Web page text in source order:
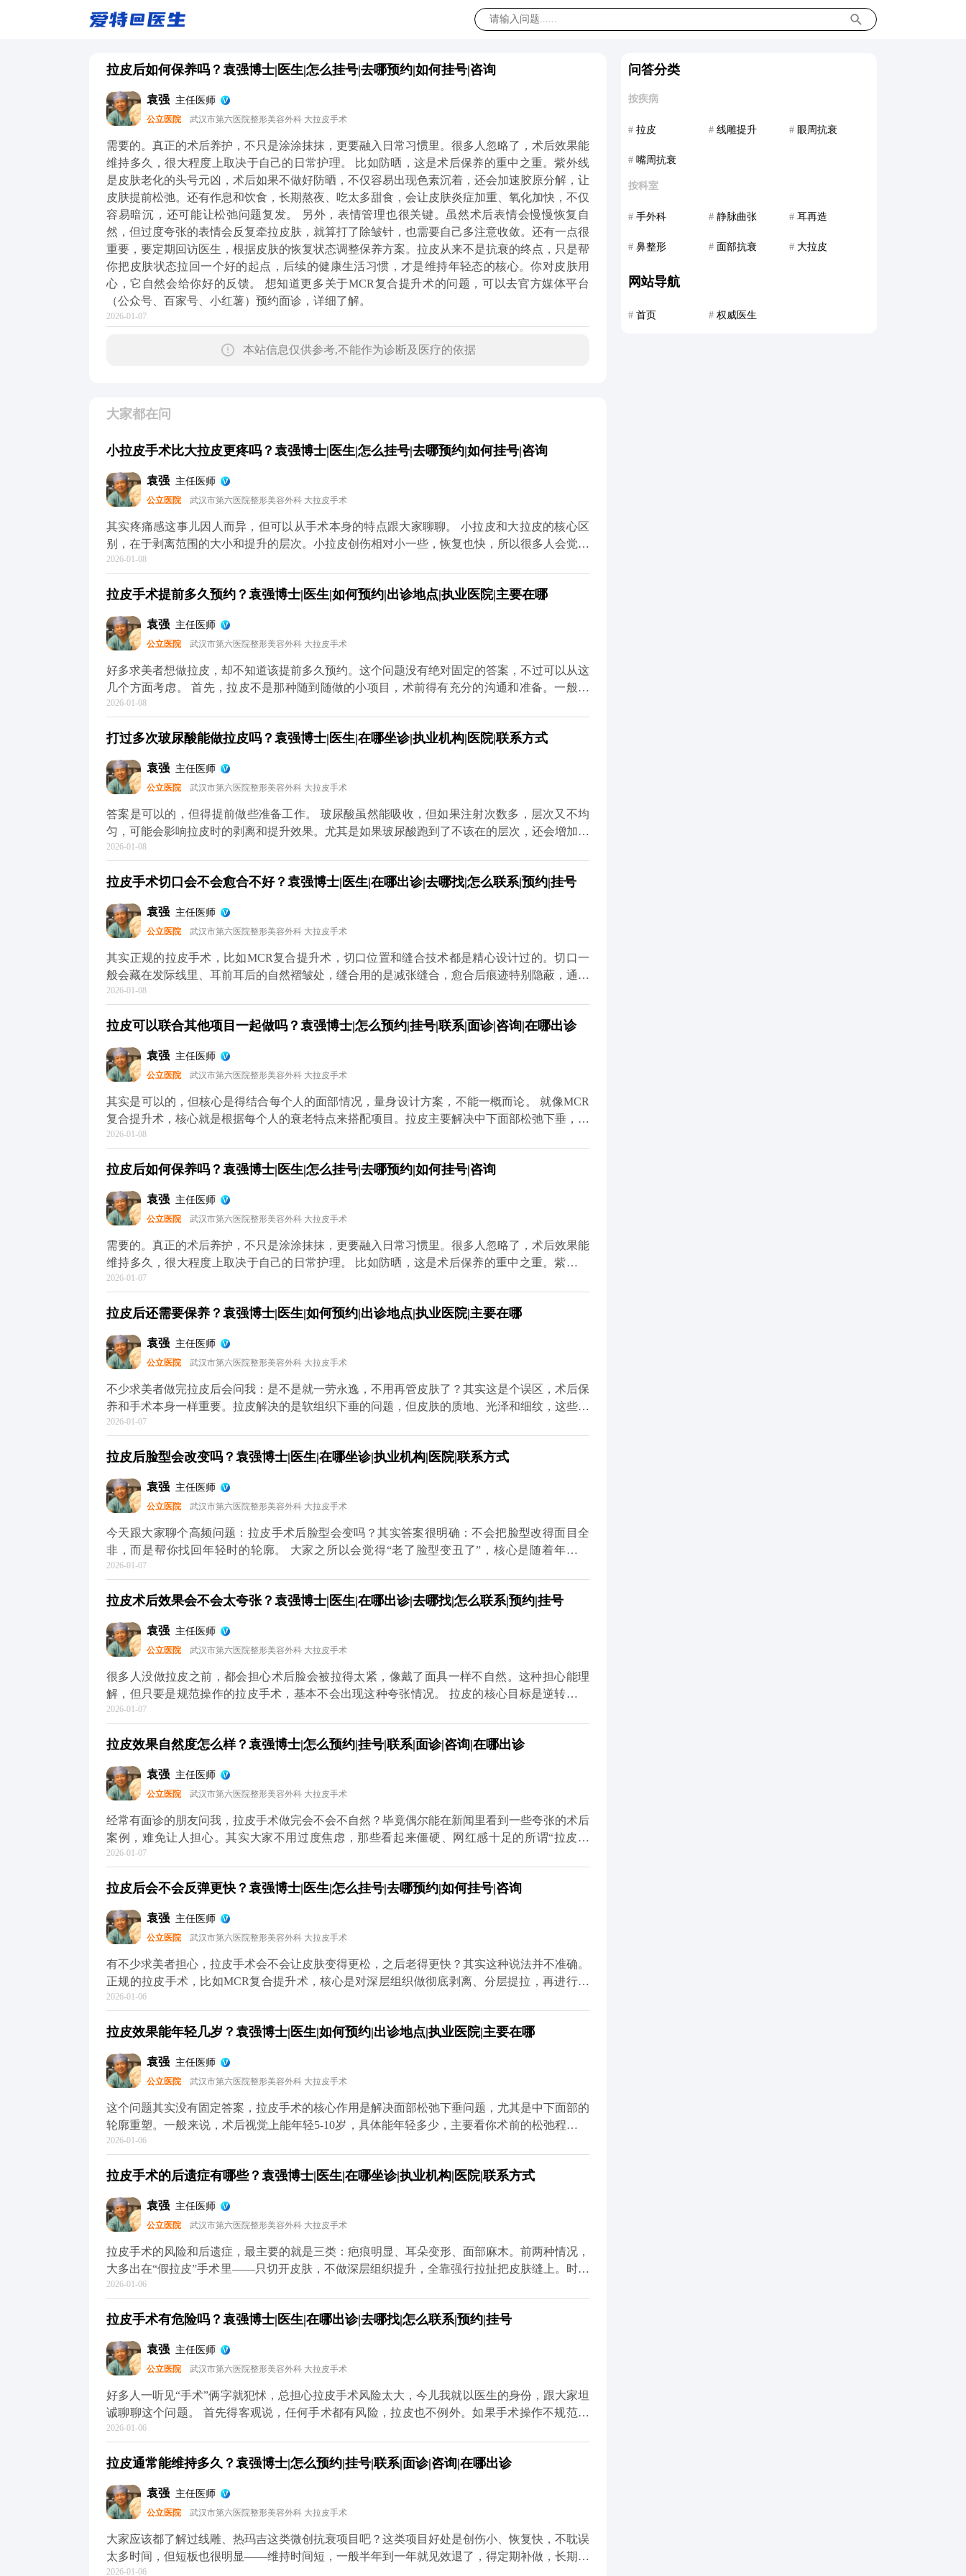
拉皮后如何保养吗？袁强博士|医生|怎么挂号|去哪预约|如何挂号|咨询
袁强 主任医师
公立医院 武汉市第六医院整形美容外科 大拉皮手术
需要的。真正的术后养护，不只是涂涂抹抹，更要融入日常习惯里。很多人忽略了，术后效果能
维持多久，很大程度上取决于自己的日常护理。 比如防晒，这是术后保养的重中之重。紫外线
是皮肤老化的头号元凶，术后如果不做好防晒，不仅容易出现色素沉着，还会加速胶原分解，让
皮肤提前松弛。还有作息和饮食，长期熬夜、吃太多甜食，会让皮肤炎症加重、氧化加快，不仅
容易暗沉，还可能让松弛问题复发。 另外，表情管理也很关键。虽然术后表情会慢慢恢复自
然，但过度夸张的表情会反复牵拉皮肤，就算打了除皱针，也需要自己多注意收敛。还有一点很
重要，要定期回访医生，根据皮肤的恢复状态调整保养方案。拉皮从来不是抗衰的终点，只是帮
你把皮肤状态拉回一个好的起点，后续的健康生活习惯，才是维持年轻态的核心。你对皮肤用
心，它自然会给你好的反馈。 想知道更多关于MCR复合提升术的问题，可以去官方媒体平台
（公众号、百家号、小红薯）预约面诊，详细了解。
2026-01-07
本站信息仅供参考,不能作为诊断及医疗的依据
大家都在问
小拉皮手术比大拉皮更疼吗？袁强博士|医生|怎么挂号|去哪预约|如何挂号|咨询
袁强 主任医师
公立医院 武汉市第六医院整形美容外科 大拉皮手术
其实疼痛感这事儿因人而异，但可以从手术本身的特点跟大家聊聊。 小拉皮和大拉皮的核心区
别，在于剥离范围的大小和提升的层次。小拉皮创伤相对小一些，恢复也快，所以很多人会觉得
做小拉皮更轻松。但疼痛感真不是由手术大小完全决定的，更多是看个人耐受力、术中麻醉效果
疼痛感主要集中在恢复初期，但可以通过药物和物理方式缓解。我都会跟患者交代，术后多休
术式，关键还是要根据自己的衰老程度和预期效果，选适合自己的方案才对。 想知道更多关于
MCR复合提升术的问题，可以去官方媒体平台（公众号、百家号、小红薯）预约面诊，详细了
解。
2026-01-08
拉皮手术提前多久预约？袁强博士|医生|如何预约|出诊地点|执业医院|主要在哪
袁强 主任医师
公立医院 武汉市第六医院整形美容外科 大拉皮手术
好多求美者想做拉皮，却不知道该提前多久预约。这个问题没有绝对固定的答案，不过可以从这
几个方面考虑。 首先，拉皮不是那种随到随做的小项目，术前得有充分的沟通和准备。一般建
议至少提前1-2个月预约面诊，这样医生才有足够的时间了解你的面部情况、需求，帮你设计个
一定要提前规划好时间，避免恢复期和重要行程冲突。另外，手术前还得做一些必要的体检，确
术排期通常都比较满，提前预约才能避免等太久。建议大家只要有初步想法，就可以先过来咨
询，给自己和医生都留足准备时间。 想知道更多关于MCR复合提升术的问题，可以去官方媒体
平台（公众号、百家号、小红薯）预约面诊，详细了解。
2026-01-08
打过多次玻尿酸能做拉皮吗？袁强博士|医生|在哪坐诊|执业机构|医院|联系方式
袁强 主任医师
公立医院 武汉市第六医院整形美容外科 大拉皮手术
答案是可以的，但得提前做些准备工作。 玻尿酸虽然能吸收，但如果注射次数多，层次又不均
匀，可能会影响拉皮时的剥离和提升效果。尤其是如果玻尿酸跑到了不该在的层次，还会增加手
术的复杂度。 所以我一般建议，拉皮手术前先面诊检查，看看面部玻尿酸的分布情况。如果有
也能让提升效果更精准、更持久。 其实拉皮和填充并不冲突，关键是要找对时间、用对方式，
台（公众号、百家号、小红薯）预约面诊，详细了解。
2026-01-08
拉皮手术切口会不会愈合不好？袁强博士|医生|在哪出诊|去哪找|怎么联系|预约|挂号
袁强 主任医师
公立医院 武汉市第六医院整形美容外科 大拉皮手术
其实正规的拉皮手术，比如MCR复合提升术，切口位置和缝合技术都是精心设计过的。切口一
般会藏在发际线里、耳前耳后的自然褶皱处，缝合用的是减张缝合，愈合后痕迹特别隐蔽，通常
1-3个月就基本看不出来了。至于大家担心的耳朵变形，只要操作规范，这种情况很少出现。 当
物、海鲜和牛羊肉这些“发物”也先忌口，饮食清淡软烂一些。出院后可以散散步，但一个月内别
护理，拉皮切口愈合大多都很理想，不用过度焦虑。 想知道更多关于MCR复合提升术的问题，
可以去官方媒体平台（公众号、百家号、小红薯）预约面诊，详细了解。
2026-01-08
拉皮可以联合其他项目一起做吗？袁强博士|怎么预约|挂号|联系|面诊|咨询|在哪出诊
袁强 主任医师
公立医院 武汉市第六医院整形美容外科 大拉皮手术
其实是可以的，但核心是得结合每个人的面部情况，量身设计方案，不能一概而论。 就像MCR
复合提升术，核心就是根据每个人的衰老特点来搭配项目。拉皮主要解决中下面部松弛下垂，但
很多人眼周问题也很明显，比如上眼皮松、眼角往下掉，或者眼袋突出，这种时候单做拉皮就不
比如提眉能顺便改善眉形和上眼皮松弛，祛眼袋分内路和外路，内路适合单纯脂肪膨出的，外路
议，要是时间充裕，分阶段做会更稳妥。先做拉皮把整体轮廓提上来，等面部状态稳定了（大概
半年左右），再针对性调整眼周，这样最终效果会更协调自然。 想知道更多关于MCR复合提升
术的问题，可以去官方媒体平台（公众号、百家号、小红薯）预约面诊，详细了解。
2026-01-08
拉皮后如何保养吗？袁强博士|医生|怎么挂号|去哪预约|如何挂号|咨询
袁强 主任医师
公立医院 武汉市第六医院整形美容外科 大拉皮手术
需要的。真正的术后养护，不只是涂涂抹抹，更要融入日常习惯里。很多人忽略了，术后效果能
维持多久，很大程度上取决于自己的日常护理。 比如防晒，这是术后保养的重中之重。紫外线
是皮肤老化的头号元凶，术后如果不做好防晒，不仅容易出现色素沉着，还会加速胶原分解，让
容易暗沉，还可能让松弛问题复发。 另外，表情管理也很关键。虽然术后表情会慢慢恢复自
重要，要定期回访医生，根据皮肤的恢复状态调整保养方案。拉皮从来不是抗衰的终点，只是帮
你把皮肤状态拉回一个好的起点，后续的健康生活习惯，才是维持年轻态的核心。你对皮肤用
心，它自然会给你好的反馈。 想知道更多关于MCR复合提升术的问题，可以去官方媒体平台
（公众号、百家号、小红薯）预约面诊，详细了解。
2026-01-07
拉皮后还需要保养？袁强博士|医生|如何预约|出诊地点|执业医院|主要在哪
袁强 主任医师
公立医院 武汉市第六医院整形美容外科 大拉皮手术
不少求美者做完拉皮后会问我：是不是就一劳永逸，不用再管皮肤了？其实这是个误区，术后保
养和手术本身一样重要。拉皮解决的是软组织下垂的问题，但皮肤的质地、光泽和细纹，这些细
节同样影响年轻感。 手术能帮我们把面部组织复位到好的状态，但皮肤的自然衰老过程并没有
家术后用温和的护肤品，重点做好保湿和防晒，要是皮肤含水量不够，也可以在医生指导下配合
动态纹，时间久了会变成静态纹。定期在医生评估后打除皱针，能放松肌肉，延缓静态纹出现。
其实拉皮更像是抗衰的“基础工程”，帮你搭好紧致的框架，后续的保养就是填想知道更多关于
MCR复合提升术的问题，可以去官方媒体平台（公众号、百家号、小红薯）预约面诊，详细了
解。充细节，这样才能让年轻状态维持得更久。
2026-01-07
拉皮后脸型会改变吗？袁强博士|医生|在哪坐诊|执业机构|医院|联系方式
袁强 主任医师
公立医院 武汉市第六医院整形美容外科 大拉皮手术
今天跟大家聊个高频问题：拉皮手术后脸型会变吗？其实答案很明确：不会把脸型改得面目全
非，而是帮你找回年轻时的轮廓。 大家之所以会觉得“老了脸型变丑了”，核心是随着年龄增
长，面部软组织会慢慢下移——比如苹果肌往下掉、法令纹变深、下颌线模糊，看起来脸变宽变
就像我做拉皮时，会通过精准剥离后把这些深层组织复位固定，再去掉多余的松弛皮肤。术后你
部不对称，我们会在复位时做微调，但核心原则是尊重你的原生面部结构。记住，拉皮是“还原
年轻轮廓”，不是“重塑脸型”，目的是让你找回曾经的自己。 想知道更多关于MCR复合提升术的
问题，可以去官方媒体平台（公众号、百家号、小红薯）预约面诊，详细了解。
2026-01-07
拉皮术后效果会不会太夸张？袁强博士|医生|在哪出诊|去哪找|怎么联系|预约|挂号
袁强 主任医师
公立医院 武汉市第六医院整形美容外科 大拉皮手术
很多人没做拉皮之前，都会担心术后脸会被拉得太紧，像戴了面具一样不自然。这种担心能理
解，但只要是规范操作的拉皮手术，基本不会出现这种夸张情况。 拉皮的核心目标是逆转皮肤
松弛下垂，让面部线条回到年轻时的紧致状态，而不是盲目地“往上提”。比如MCR复合提升术
面部组织协调回归原位。这样操作下来，不会出现“吊梢眼”“脸绷得发亮”的情况，反而会让轮廓
骼和软组织情况做个性化方案，避免过度切除皮肤或过度提升。术后初期可能会有轻微的紧绷
感，一般一两周就会慢慢适应，表情也能完全恢复自如。与其担心效果夸张，不如多花时间筛选
正规医院和医生，毕竟拉皮的本质是“修复衰老”，不是“改造容貌”。 想知道更多关于MCR复合
提升术的问题，可以去官方媒体平台（公众号、百家号、小红薯）预约面诊，详细了解。
2026-01-07
拉皮效果自然度怎么样？袁强博士|怎么预约|挂号|联系|面诊|咨询|在哪出诊
袁强 主任医师
公立医院 武汉市第六医院整形美容外科 大拉皮手术
经常有面诊的朋友问我，拉皮手术做完会不会不自然？毕竟偶尔能在新闻里看到一些夸张的术后
案例，难免让人担心。其实大家不用过度焦虑，那些看起来僵硬、网红感十足的所谓“拉皮效
果”，大多不是规范手术的问题——要么是操作方式不正规，要么是过度追求“提升感”，忽略了
另一个人。就比如MCR复合提升术，就是通过精准剥离，把下垂的软组织放回原本的位置，再
响。 术后初期有点肿胀是正常的，随着恢复会慢慢软化，轮廓也会越来越自然。所以想做拉皮
的朋友，重点不是纠结“会不会不自然”，而是找正规机构和有经验的医生。好的拉皮效果，应该
是别人觉得你年轻了，但说不出哪里变了，这才是理想的状态。 想知道更多关于MCR复合提升
术的问题，可以去官方媒体平台（公众号、百家号、小红薯）预约面诊，详细了解。
2026-01-07
拉皮后会不会反弹更快？袁强博士|医生|怎么挂号|去哪预约|如何挂号|咨询
袁强 主任医师
公立医院 武汉市第六医院整形美容外科 大拉皮手术
有不少求美者担心，拉皮手术会不会让皮肤变得更松，之后老得更快？其实这种说法并不准确。
正规的拉皮手术，比如MCR复合提升术，核心是对深层组织做彻底剥离、分层提拉，再进行复
位固定，最后去掉多余的松弛皮肤。整个过程是让组织在稳定的位置上重新贴合，效果很扎实，
是“假拉皮”——只单纯拉紧表面皮肤，不处理深层组织。这种手术的效果本身就不持久，很快就
键”，甚至能轻微“倒回”一小段。术后你的组织会在更年轻的位置上，按照自然的衰老速度慢慢
变化，也就是说，之后你会一直比同龄人看起来更紧致、更年轻。 当然了，拉皮也不是一劳永
逸的。术后还是要注意日常保养，比如做好皮肤护理、控制夸张表情、保持健康作息。毕竟手术
主要解决的是“下垂”问题，而皱纹、肤质这些细节，还需要靠日常维护来配合。 想知道更多关
于MCR复合提升术的问题，可以去官方媒体平台（公众号、百家号、小红薯）预约面诊，详细
了解。
2026-01-06
拉皮效果能年轻几岁？袁强博士|医生|如何预约|出诊地点|执业医院|主要在哪
袁强 主任医师
公立医院 武汉市第六医院整形美容外科 大拉皮手术
这个问题其实没有固定答案，拉皮手术的核心作用是解决面部松弛下垂问题，尤其是中下面部的
轮廓重塑。一般来说，术后视觉上能年轻5-10岁，具体能年轻多少，主要看你术前的松弛程度、
皮肤质地，还有手术方案的精准设计。 举个例子，之前有位50岁的求美者，她皮肤弹性还不
致，看起来就像40出头，效果很直观。但大家要清楚，拉皮不是“换脸”，它不会改变你的五官基
置，从而实现视觉上的“减龄”。如果术后能做好保养，比如坚持防晒、保湿，配合适度的抗衰护
理，这种年轻状态还能维持得更久。 想知道更多关于MCR复合提升术的问题，可以去官方媒体
平台（公众号、百家号、小红薯）预约面诊，详细了解。
2026-01-06
拉皮手术的后遗症有哪些？袁强博士|医生|在哪坐诊|执业机构|医院|联系方式
袁强 主任医师
公立医院 武汉市第六医院整形美容外科 大拉皮手术
拉皮手术的风险和后遗症，最主要的就是三类：疤痕明显、耳朵变形、面部麻木。前两种情况，
大多出在“假拉皮”手术里——只切开皮肤，不做深层组织提升，全靠强行拉扯把皮肤缝上。时间
一长，下垂的组织会往下拽切口和耳朵，慢慢就会出现疤痕变宽、耳朵变形的问题。 但正规的
贴合，不会强行拉扯切口和耳朵，这样就能最大程度避免疤痕和耳朵变形的问题。 至于面部麻
可能会有麻木感，但这种感觉一般三个月内就会慢慢恢复。只要医生操作规范，避开重要神经，
这种暂时性的不适完全是可以接受的。 总结下来就是，拉皮的后遗症大多和手术方式不规范有
关，选对医生和手术方案，就能有效规避。 想知道更多关于MCR复合提升术的问题，可以去官
方媒体平台（公众号、百家号、小红薯）预约面诊，详细了解。
2026-01-06
拉皮手术有危险吗？袁强博士|医生|在哪出诊|去哪找|怎么联系|预约|挂号
袁强 主任医师
公立医院 武汉市第六医院整形美容外科 大拉皮手术
好多人一听见“手术”俩字就犯怵，总担心拉皮手术风险太大，今儿我就以医生的身份，跟大家坦
诚聊聊这个问题。 首先得客观说，任何手术都有风险，拉皮也不例外。如果手术操作不规范，
确实可能出现血肿、皮肤凹凸不平，严重的还可能损伤神经。比如有些朋友做完后耳朵变形、疤
行拉扯皮肤缝合，自然容易出问题。 但大家也不用过度恐慌，在正规医院找经验丰富的医生操
神经，做分层减张缝合，尽量减少对组织的创伤。还会注意保护面部主要神经分支，避免不必要
的损伤。 所以说，想做拉皮，第一步也是最关键的一步，就是选对正规医院和靠谱医生，这是
降低风险的想知道更多关于MCR复合提升术的问题，可以去官方媒体平台（公众号、百家号、
小红薯）预约面诊，详细了解。核心。
2026-01-06
拉皮通常能维持多久？袁强博士|怎么预约|挂号|联系|面诊|咨询|在哪出诊
袁强 主任医师
公立医院 武汉市第六医院整形美容外科 大拉皮手术
大家应该都了解过线雕、热玛吉这类微创抗衰项目吧？这类项目好处是创伤小、恢复快，不耽误
太多时间，但短板也很明显——维持时间短，一般半年到一年就见效退了，得定期补做，长期算
下来花费也不少。 拉皮手术就不一样了，它不是只把表面皮肤拉紧那么简单，核心是通过深层
2026-01-06
问答分类
按疾病
# 拉皮 # 线雕提升 # 眼周抗衰
# 嘴周抗衰
按科室
# 手外科 # 静脉曲张 # 耳再造
# 鼻整形 # 面部抗衰 # 大拉皮
网站导航
# 首页 # 权威医生